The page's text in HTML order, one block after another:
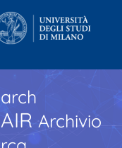
Archivio